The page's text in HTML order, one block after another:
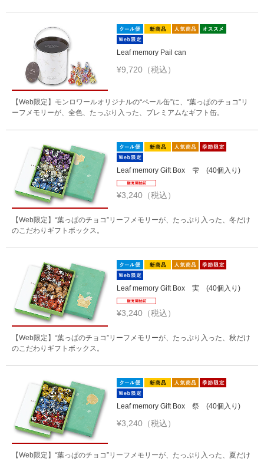
Leaf memory Pail can
¥9,720（税込）
【Web限定】モンロワールオリジナルの“ペール缶”に、“葉っぱのチョコ”リ
ーフメモリーが、全色、たっぷり入った、プレミアムなギフト缶。
Leaf memory Gift Box 雫 (40個入り)
¥3,240（税込）
【Web限定】“葉っぱのチョコ”リーフメモリーが、たっぷり入った、冬だけ
のこだわりギフトボックス。
Leaf memory Gift Box 実 (40個入り)
¥3,240（税込）
【Web限定】“葉っぱのチョコ”リーフメモリーが、たっぷり入った、秋だけ
のこだわりギフトボックス。
Leaf memory Gift Box 祭 (40個入り)
¥3,240（税込）
【Web限定】“葉っぱのチョコ”リーフメモリーが、たっぷり入った、夏だけ